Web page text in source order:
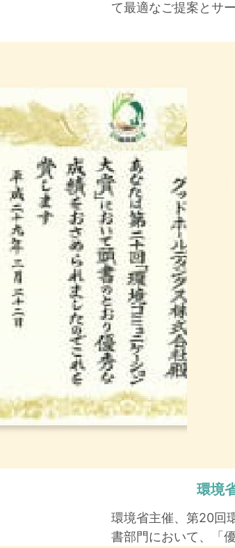
て最適なご提案とサ
環境
環境省主催、第20回
書部門において、「